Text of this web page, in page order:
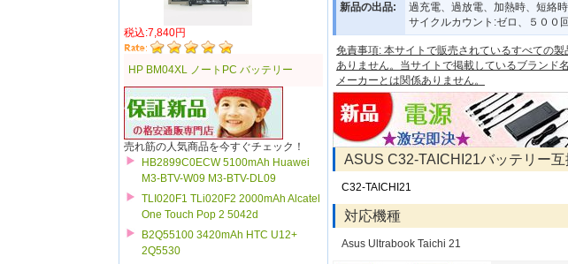
税込:7,840円
HP BM04XL ノートPC バッテリー
売れ筋の人気商品を今すぐチェック！
HB2899C0ECW 5100mAh Huawei
M3-BTV-W09 M3-BTV-DL09
TLI020F1 TLi020F2 2000mAh Alcatel
One Touch Pop 2 5042d
B2Q55100 3420mAh HTC U12+
2Q5530
新品の出品:
過充電、過放電、加熱時、短絡
サイクルカウント:ゼロ、５００
免責事項: 本サイトで販売されているすべての
ありません。当サイトで掲載しているブランド
メーカーとは関係ありません。
ASUS C32-TAICHI21バッテリー互
C32-TAICHI21
対応機種
Asus Ultrabook Taichi 21